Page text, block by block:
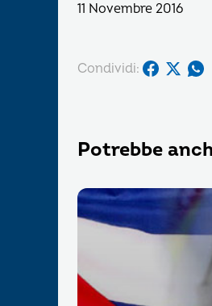
11 Novembre 2016
Condividi:
Potrebbe